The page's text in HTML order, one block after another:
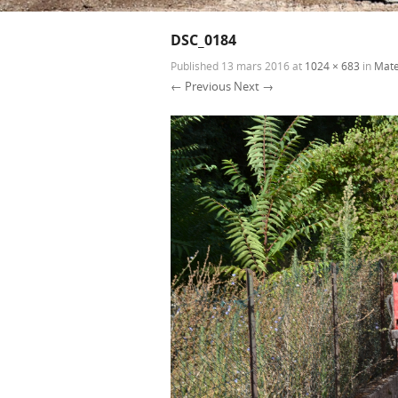
DSC_0184
Published 13 mars 2016 at 1024 × 683 in
← Previous Next →